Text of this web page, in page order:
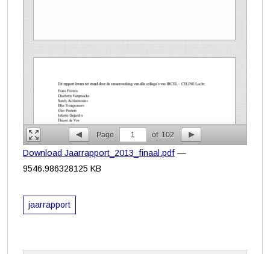
Page 1 of 102
Download Jaarrapport_2013_finaal.pdf —
9546.986328125 KB
jaarrapport